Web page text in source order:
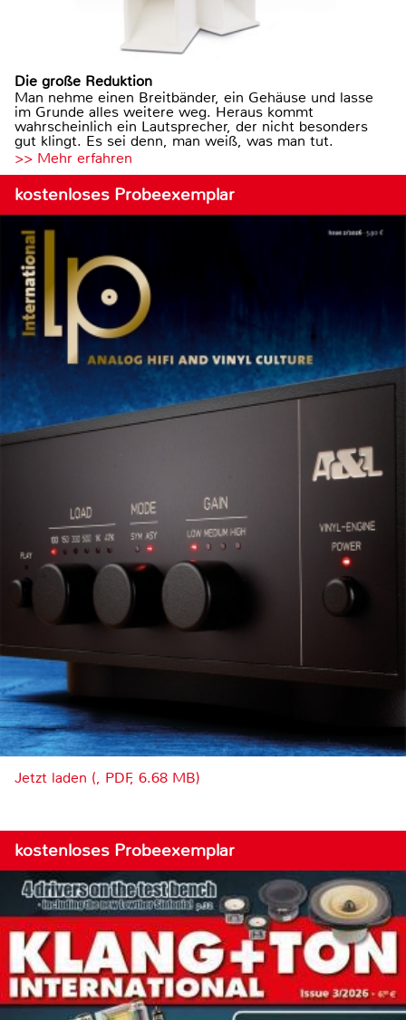
Die große Reduktion
Man nehme einen Breitbänder, ein Gehäuse und lasse
im Grunde alles weitere weg. Heraus kommt
wahrscheinlich ein Lautsprecher, der nicht besonders
gut klingt. Es sei denn, man weiß, was man tut.
>> Mehr erfahren
kostenloses Probeexemplar
Jetzt laden (, PDF, 6.68 MB)
kostenloses Probeexemplar